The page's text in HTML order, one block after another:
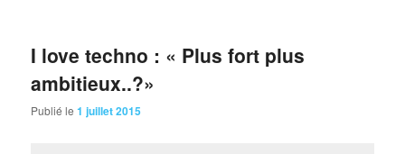
I love techno : « Plus fort plus
ambitieux..?»
Publié le1 juillet 2015